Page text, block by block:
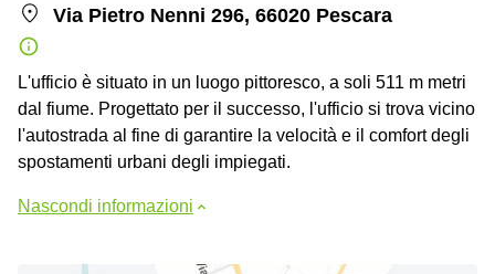
Via Pietro Nenni 296, 66020 Pescara
L'ufficio è situato in un luogo pittoresco, a soli 511 m metri
dal fiume. Progettato per il successo, l'ufficio si trova vicino
l'autostrada al fine di garantire la velocità e il comfort degli
spostamenti urbani degli impiegati.
Nascondi informazioni